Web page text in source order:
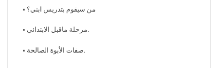
• من سيقوم بتدريس ابني؟
• مرحلة ماقبل الابتدائي.
• صفات الأبوة الصالحة.